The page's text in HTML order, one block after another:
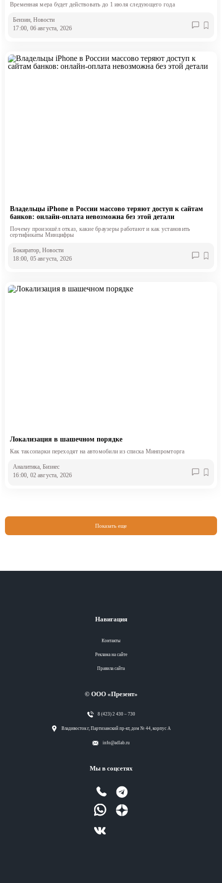
Временная мера будет действовать до 1 июля следующего года
Бензин, Новости
17:00, 06 августа, 2026
Владельцы iPhone в России массово теряют доступ к сайтам
банков: онлайн-оплата невозможна без этой детали
Почему произошёл отказ, какие браузеры работают и как установить
сертификаты Минцифры
Бокиратор, Новости
18:00, 05 августа, 2026
Локализация в шашечном порядке
Как таксопарки переходят на автомобили из списка Минпромторга
Аналитика, Бизнес
16:00, 02 августа, 2026
Показать еще
Навигация
Контакты
Реклама на сайте
Правила сайта
© ООО «Презент»
8 (423) 2 430 – 730
Владивосток г, Партизанский пр-кт, дом № 44, корпус А
info@adlab.ru
Мы в соцсетях